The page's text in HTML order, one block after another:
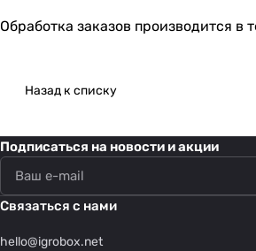
Обработка заказов производится в
Назад к списку
Подписаться на новости и акции
Связаться с нами
hello@igrobox.net